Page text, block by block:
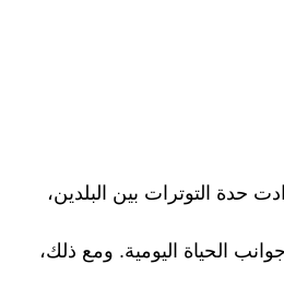
حدة التوترات بين البلدين،
الحياة اليومية. ومع ذلك،